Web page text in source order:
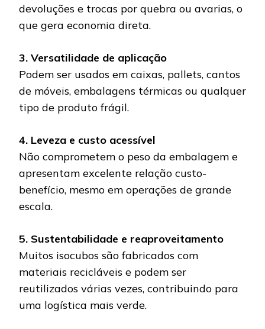
devoluções e trocas por quebra ou avarias, o
que gera economia direta.
3. Versatilidade de aplicação
Podem ser usados em caixas, pallets, cantos
de móveis, embalagens térmicas ou qualquer
tipo de produto frágil.
4. Leveza e custo acessível
Não comprometem o peso da embalagem e
apresentam excelente relação custo-
benefício, mesmo em operações de grande
escala.
5. Sustentabilidade e reaproveitamento
Muitos isocubos são fabricados com
materiais recicláveis e podem ser
reutilizados várias vezes, contribuindo para
uma logística mais verde.